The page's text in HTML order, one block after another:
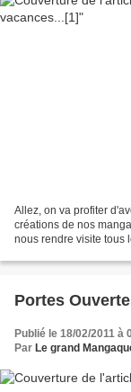
Allez, on va profiter
créations de nos
nous rendre visite tous
Portes
Publié le 18/02/2011 à
Par Le grand